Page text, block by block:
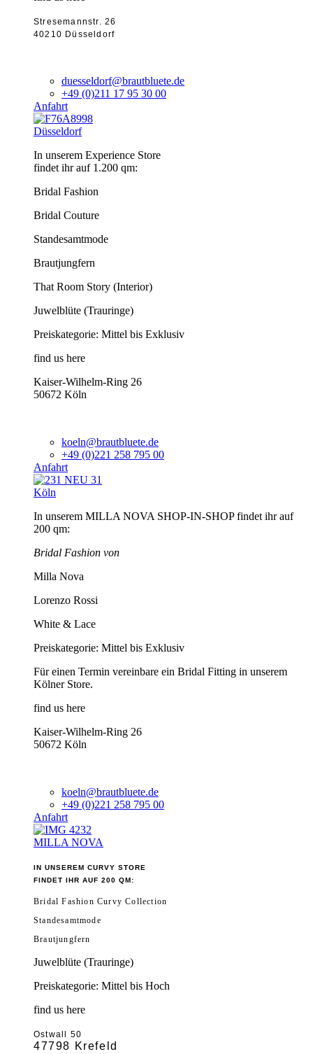
Stresemannstr. 26
40210 Düsseldorf
duesseldorf@brautbluete.de
+49 (0)211 17 95 30 00
Anfahrt
Düsseldorf
In unserem Experience Store
findet ihr auf 1.200 qm:
Bridal Fashion
Bridal Couture
Standesamtmode
Brautjungfern
That Room Story (Interior)
Juwelblüte (Trauringe)
Preiskategorie: Mittel bis Exklusiv
find us here
Kaiser-Wilhelm-Ring 26
50672 Köln
koeln@brautbluete.de
+49 (0)221 258 795 00
Anfahrt
Köln
In unserem MILLA NOVA SHOP-IN-SHOP findet ihr auf
200 qm:
Bridal Fashion von
Milla Nova
Lorenzo Rossi
White & Lace
Preiskategorie: Mittel bis Exklusiv
Für einen Termin vereinbare ein Bridal Fitting in unserem
Kölner Store.
find us here
Kaiser-Wilhelm-Ring 26
50672 Köln
koeln@brautbluete.de
+49 (0)221 258 795 00
Anfahrt
MILLA NOVA
IN UNSEREM CURVY STORE
FINDET IHR AUF 200 QM:
Bridal Fashion Curvy Collection
Standesamtmode
Brautjungfern
Juwelblüte (Trauringe)
Preiskategorie: Mittel bis Hoch
find us here
Ostwall 50
47798 Krefeld